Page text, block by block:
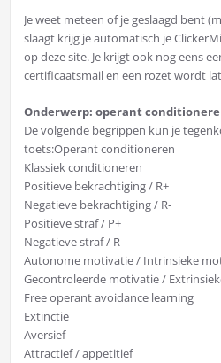
Je weet meteen of je geslaagd bent
slaagt krijg je automatisch je
op deze site. Je krijgt ook nog eens
certificaatsmail en een rozet wordt
Onderwerp: operant
De volgende begrippen kun je
toets:Operant conditioneren
Klassiek conditioneren
Positieve bekrachtiging / R+
Negatieve bekrachtiging / R-
Positieve straf / P+
Negatieve straf / R-
Autonome motivatie / Intrinsieke
Gecontroleerde motivatie /
Free operant avoidance learning
Extinctie
Aversief
Attractief / appetitief